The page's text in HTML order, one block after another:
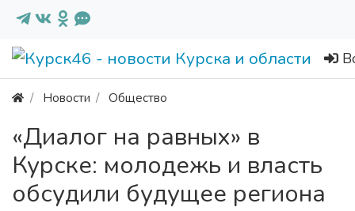
Новости Общество
«Диалог на равных» в
Курске: молодежь и власть
обсудили будущее региона